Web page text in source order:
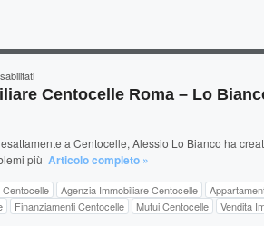
su
Agenzia
Roma
–
Bianco
Centocelle Roma – Lo
a Centocelle, Alessio Lo Bianco ha
più Articolo completo »
Centocelle Agenzia Immobiliare Centocelle
Finanziamenti Centocelle Mutui Centocelle Vendita